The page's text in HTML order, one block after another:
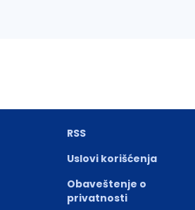
RSS
Uslovi korišćenja
Obaveštenje o
privatnosti